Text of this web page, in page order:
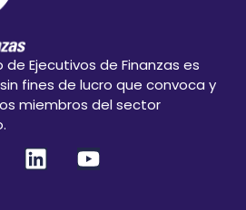
de Ejecutivos de Finanzas es
fines de lucro que convoca y
miembros del sector